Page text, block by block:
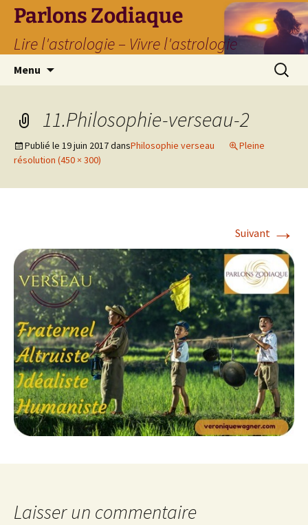
Parlons Zodiaque
Lire l'astrologie – Vivre l'astrologie
Menu
11.Philosophie-verseau-2
Publié le 19 juin 2017dansPhilosophie verseau
Pleine
résolution (450 × 300)
Suivant →
Laisser un commentaire